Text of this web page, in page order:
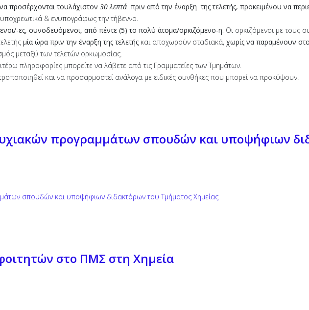
προσέρχονται τουλάχιστον 30 λεπτά πριν από την έναρξη της τελετής, προκειμένου να
& ενυπογράφως την τήβεννο.
ες, συνοδευόμενοι, από πέντε (5) το πολύ άτομα/ορκιζόμενο-η. Οι ορκιζόμενοι με τους
μία ώρα πριν την έναρξη της τελετής και αποχωρούν σταδιακά, χωρίς να παραμένουν
μεταξύ των τελετών ορκωμοσίας.
πληροφορίες μπορείτε να λάβετε από τις Γραμματείες των Τμημάτων.
και να προσαρμοστεί ανάλογα με ειδικές συνθήκες που μπορεί να προκύψουν.
προγραμμάτων σπουδών και υποψήφιων
σπουδών και υποψήφιων διδακτόρων του Τμήματος Χημείας
στο ΠΜΣ στη Χημεία